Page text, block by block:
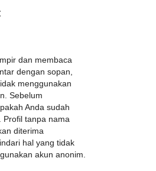
dan membaca
dengan sopan,
menggunakan
Sebelum
Anda sudah
Profil tanpa nama
diterima
hal yang tidak
akun anonim.